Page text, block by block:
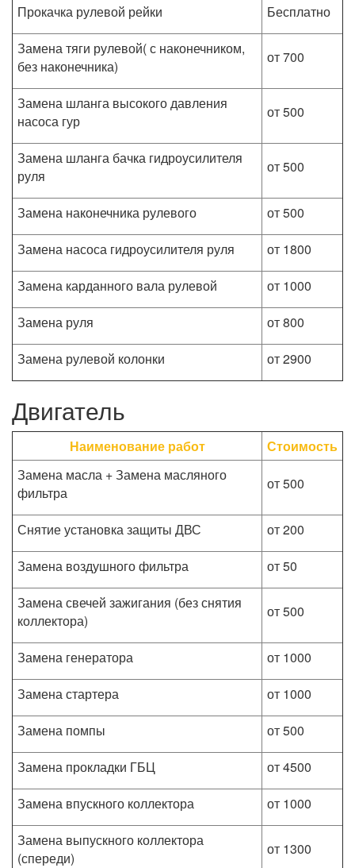
Прокачка рулевой рейки
Бесплатно
Замена тяги рулевой( с наконечником,
без наконечника)
от 700
Замена шланга высокого давления
насоса гур
от 500
Замена шланга бачка гидроусилителя
руля
от 500
Замена наконечника рулевого
от 500
Замена насоса гидроусилителя руля
от 1800
Замена карданного вала рулевой
от 1000
Замена руля
от 800
Замена рулевой колонки
от 2900
Двигатель
Наименование работ
Стоимость
Замена масла + Замена масляного
фильтра
от 500
Снятие установка защиты ДВС
от 200
Замена воздушного фильтра
от 50
Замена свечей зажигания (без снятия
коллектора)
от 500
Замена генератора
от 1000
Замена стартера
от 1000
Замена помпы
от 500
Замена прокладки ГБЦ
от 4500
Замена впускного коллектора
от 1000
Замена выпускного коллектора
(спереди)
от 1300